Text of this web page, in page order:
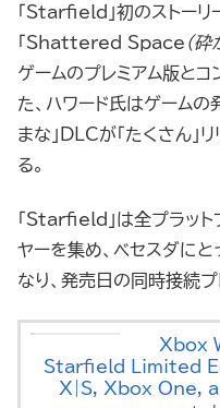
「Starfield」初のストーリ
「Shattered Space （
ゲームのプレミアム版とコ
た、ハワード氏はゲームの
まな」DLCが「たくさん」
る。
「Starfield」は全プラッ
ヤーを集め、ベセスダに
なり、発売日の同時接続
Xbox
Starfield Limited
X|S, Xbox One,